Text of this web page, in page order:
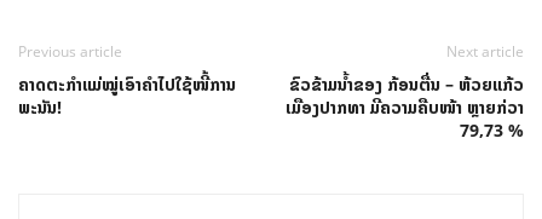
Previous article
ຄາດຕະກຳແມ່ໝູ່ເອົາຄຳໄປໃຊ້ໜີ້ການ
ພະນັນ!
Next article
ຂົວຂ້າມນ້ຳຂອງ ກ້ອນຕື່ນ – ຫ້ວຍແກ້ວ
ເມືອງປາກທາ ມີຄວາມຄືບໜ້າ ຫຼາຍກ່ວາ
79,73 %